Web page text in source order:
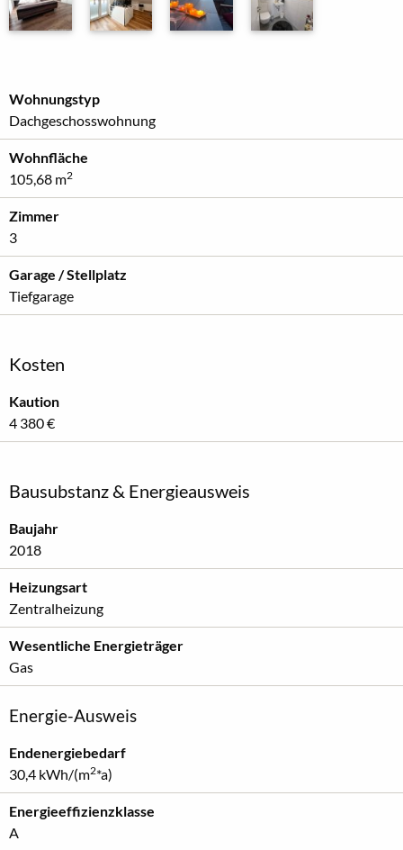
Wohnungstyp
Dachgeschosswohnung
Wohnfläche
105,68 m2
Zimmer
3
Garage / Stellplatz
Tiefgarage
Kosten
Kaution
4 380 €
Bausubstanz & Energieausweis
Baujahr
2018
Heizungsart
Zentralheizung
Wesentliche Energieträger
Gas
Energie-Ausweis
Endenergiebedarf
30,4 kWh/(m2*a)
Energieeffizienzklasse
A